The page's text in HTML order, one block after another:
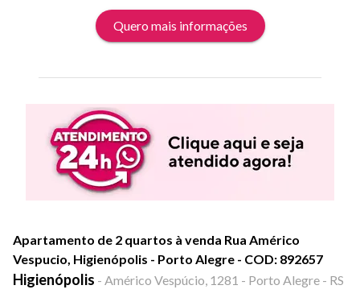
Quero mais informações
Apartamento de 2 quartos à venda Rua Américo
Vespucio, Higienópolis - Porto Alegre - COD: 892657
Higienópolis - Américo Vespúcio, 1281 - Porto Alegre - RS